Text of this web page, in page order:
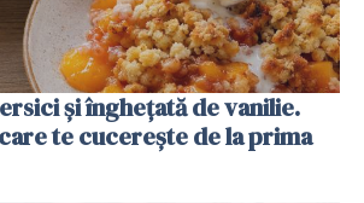
și înghețată de vanilie.
te cucerește de la prima